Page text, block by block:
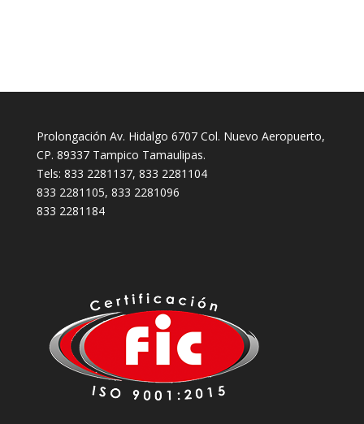
Prolongación Av. Hidalgo 6707 Col. Nuevo Aeropuerto,
CP. 89337 Tampico Tamaulipas.
Tels: 833 2281137, 833 2281104
833 2281105, 833 2281096
833 2281184